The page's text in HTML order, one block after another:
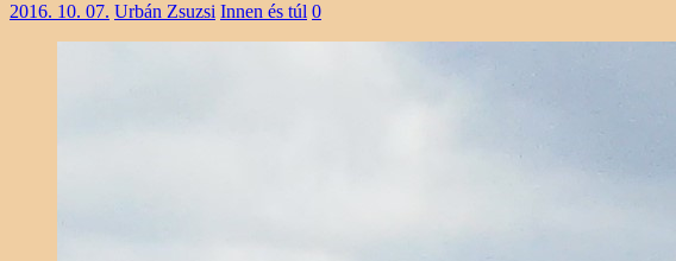
2016. 10. 07. Urbán Zsuzsi Innen és túl 0